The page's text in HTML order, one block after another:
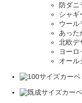
防ダニ
シャギ
ウール
あった
北欧デ
ヨーロ
オール